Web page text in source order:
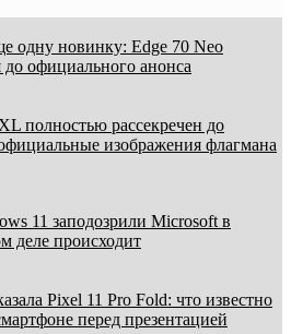
одну новинку: Edge 70 Neo
до официального анонса
полностью рассекречен до
изображения флагмана
11 заподозрили Microsoft в
деле происходит
Pixel 11 Pro Fold: что известно
перед презентацией